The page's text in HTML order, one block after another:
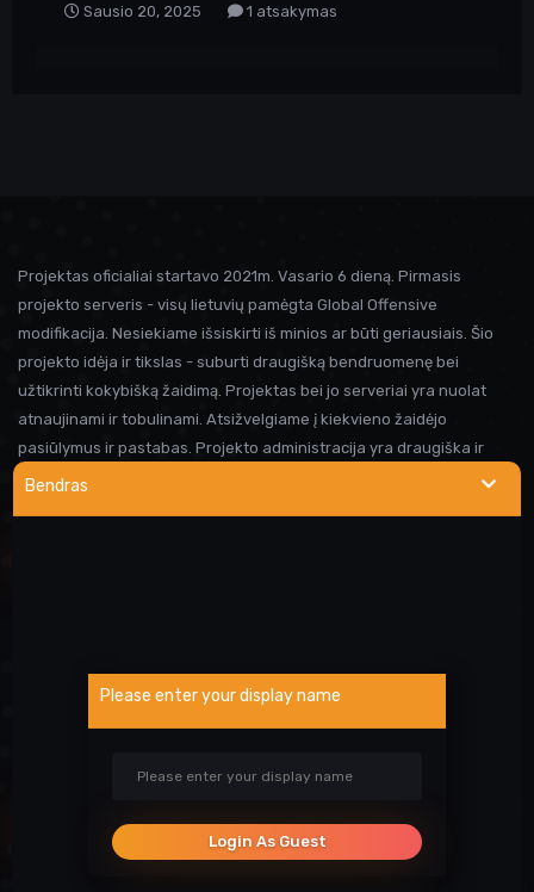
Sausio 20, 2025 1 atsakymas
Bendras
Please enter your display name
Login As Guest
Projektas oficialiai startavo 2021m. Vasario 6 dieną. Pirmasis
projekto serveris - visų lietuvių pamėgta Global Offensive
modifikacija. Nesiekiame išsiskirti iš minios ar būti geriausiais. Šio
projekto idėja ir tikslas - suburti draugišką bendruomenę bei
užtikrinti kokybišką žaidimą. Projektas bei jo serveriai yra nuolat
atnaujinami ir tobulinami. Atsižvelgiame į kiekvieno žaidėjo
pasiūlymus ir pastabas. Projekto administracija yra draugiška ir
visada linkusi padėti prireikus pagalbos. Iki susitikimo serveryje!
Atsiblokavimo anketa
SOCIALINIAI TINKLAI